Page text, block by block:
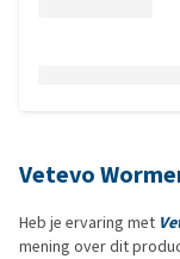
Vetevo
Heb je ervaring met
mening over dit